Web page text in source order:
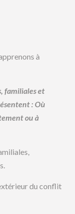
à
familiales et
: Où
ou à
du conflit